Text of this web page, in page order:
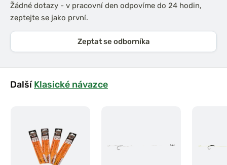
Žádné dotazy - v pracovní den odpovíme do 24 hodin,
zeptejte se jako první.
Zeptat se odborníka
DalšíKlasické návazce